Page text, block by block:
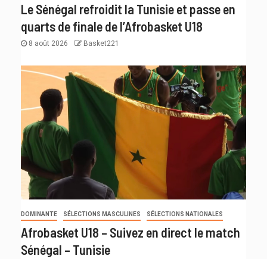
Le Sénégal refroidit la Tunisie et passe en
quarts de finale de l’Afrobasket U18
8 août 2026 Basket221
DOMINANTE SÉLECTIONS MASCULINES SÉLECTIONS NATIONALES
Afrobasket U18 – Suivez en direct le match
Sénégal – Tunisie